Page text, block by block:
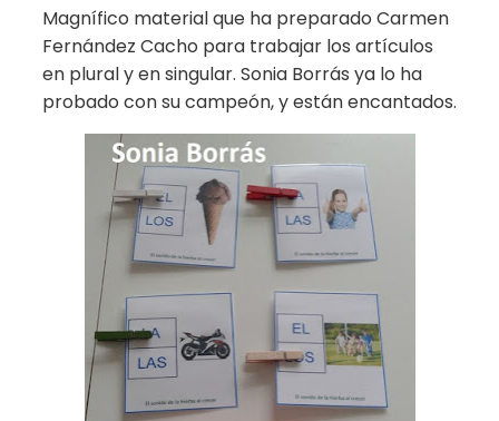
Magnífico material que ha preparado Carmen
Fernández Cacho para trabajar los artículos
en plural y en singular. Sonia Borrás ya lo ha
probado con su campeón, y están encantados.